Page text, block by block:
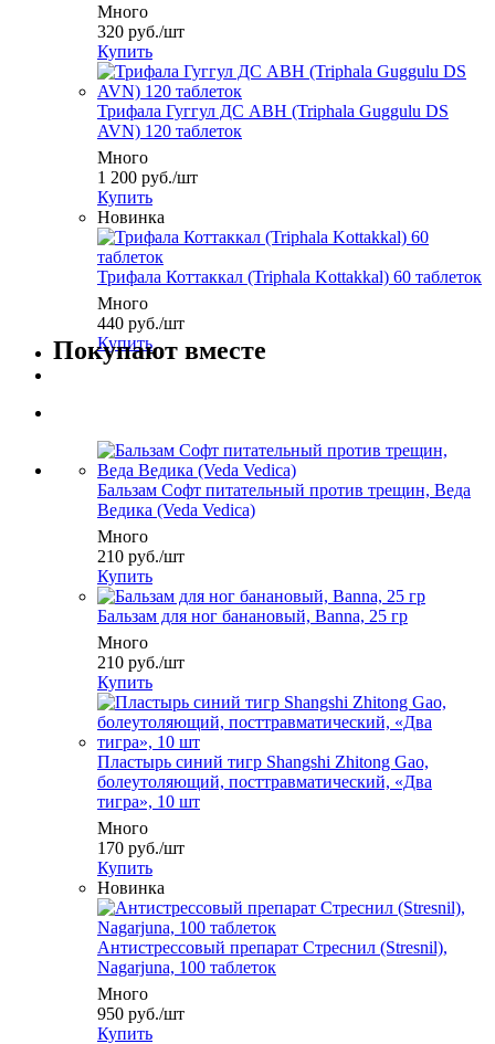
Много
320 руб./шт
Купить
Трифала Гуггул ДC АВН (Triphala Guggulu DS
AVN) 120 таблеток
Много
1 200 руб./шт
Купить
Новинка
Трифала Коттаккал (Triphala Kottakkal) 60 таблеток
Много
440 руб./шт
Купить
Покупают вместе
Бальзам Софт питательный против трещин, Веда
Ведика (Veda Vedica)
Много
210 руб./шт
Купить
Бальзам для ног банановый, Banna, 25 гр
Много
210 руб./шт
Купить
Пластырь синий тигр Shangshi Zhitong Gao,
болеутоляющий, посттравматический, «Два
тигра», 10 шт
Много
170 руб./шт
Купить
Новинка
Антистрессовый препарат Стреснил (Stresnil),
Nagarjuna, 100 таблеток
Много
950 руб./шт
Купить